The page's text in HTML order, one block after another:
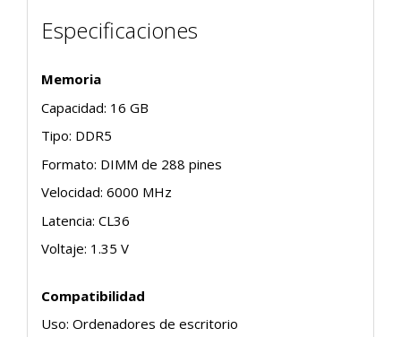
Especificaciones
Memoria
Capacidad: 16 GB
Tipo: DDR5
Formato: DIMM de 288 pines
Velocidad: 6000 MHz
Latencia: CL36
Voltaje: 1.35 V
Compatibilidad
Uso: Ordenadores de escritorio